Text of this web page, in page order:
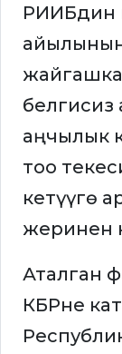
РИИБдин
аңчылык
тоо
кетүүгө
жеринен
Аталган
КБРне